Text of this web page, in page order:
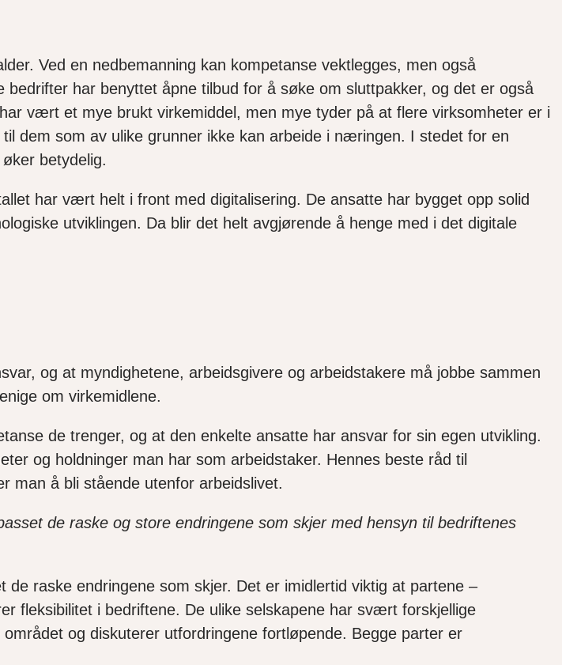
Ved en nedbemanning kan kompetanse vektlegges, men også
har benyttet åpne tilbud for å søke om sluttpakker, og det er også
vært et mye brukt virkemiddel, men mye tyder på at flere virksomheter er i
dem som av ulike grunner ikke kan arbeide i næringen. I stedet for en
betydelig.
har vært helt i front med digitalisering. De ansatte har bygget opp solid
utviklingen. Da blir det helt avgjørende å henge med i det digitale
og at myndighetene, arbeidsgivere og arbeidstakere må jobbe sammen
om virkemidlene.
de trenger, og at den enkelte ansatte har ansvar for sin egen utvikling.
og holdninger man har som arbeidstaker. Hennes beste råd til
man å bli stående utenfor arbeidslivet.
de raske og store endringene som skjer med hensyn til bedriftenes
raske endringene som skjer. Det er imidlertid viktig at partene –
fleksibilitet i bedriftene. De ulike selskapene har svært forskjellige
og diskuterer utfordringene fortløpende. Begge parter er